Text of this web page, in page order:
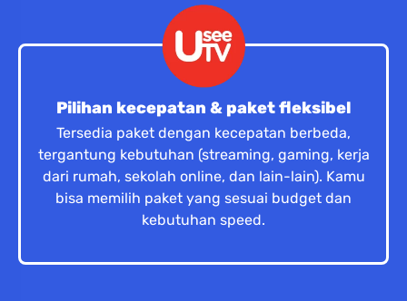
Pilihan kecepatan & paket fleksibel
Tersedia paket dengan kecepatan berbeda,
tergantung kebutuhan (streaming, gaming, kerja
dari rumah, sekolah online, dan lain-lain). Kamu
bisa memilih paket yang sesuai budget dan
kebutuhan speed.